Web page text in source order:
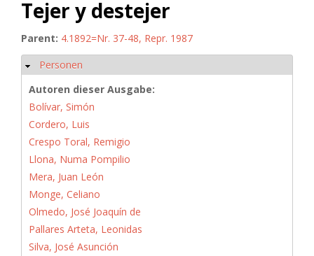
Tejer y destejer
Parent: 4.1892=Nr. 37-48, Repr. 1987
Ausblenden
Personen
Autoren dieser Ausgabe:
Bolívar, Simón
Cordero, Luis
Crespo Toral, Remigio
Llona, Numa Pompilio
Mera, Juan León
Monge, Celiano
Olmedo, José Joaquín de
Pallares Arteta, Leonidas
Silva, José Asunción